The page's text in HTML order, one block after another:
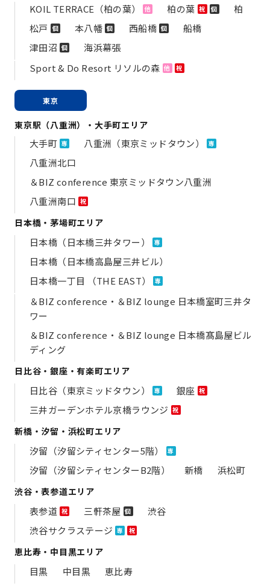
KOIL TERRACE（柏の葉） 他 柏の葉 祝 個
柏
松戸 個 本八幡 個 西船橋 個
船橋
津田沼 個
海浜幕張
Sport & Do Resort リソルの森 他 祝
東京
東京駅（八重洲）・大手町エリア
大手町 専 八重洲（東京ミッドタウン） 専
八重洲北口
＆BIZ conference 東京ミッドタウン八重洲
八重洲南口 祝
日本橋・茅場町エリア
日本橋（日本橋三井タワー） 専
日本橋（日本橋高島屋三井ビル）
日本橋一丁目 （THE EAST）
専
＆BIZ conference・＆BIZ lounge 日本橋室町三井タ
ワー
＆BIZ conference・＆BIZ lounge 日本橋髙島屋ビル
ディング
日比谷・銀座・有楽町エリア
日比谷（東京ミッドタウン） 専 銀座 祝
三井ガーデンホテル京橋ラウンジ 祝
新橋・汐留・浜松町エリア
汐留（汐留シティセンター5階） 専
汐留（汐留シティセンターB2階） 新橋 浜松町
渋谷・表参道エリア
表参道 祝 三軒茶屋 個
渋谷
渋谷サクラステージ 専 祝
恵比寿・中目黒エリア
目黒 中目黒 恵比寿